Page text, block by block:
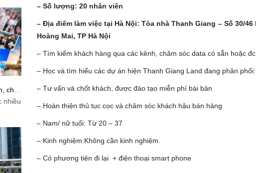
– Số lượng: 20 nhân viên
– Địa điểm làm việc tại Hà Nội: Tòa nhà Thanh Giang – Số 30/
Hoàng Mai, TP Hà Nội
– Tìm kiếm khách hàng qua các kênh, chăm sóc data có sẵn hoặc
– Học và tìm hiểu các dự án hiện Thanh Giang Land đang phân
– Tư vấn và chốt khách, được đào tạo miễn phí bài bản
– Hoàn thiện thủ tục cọc và chăm sóc khách hậu bán hàng
– Nam/ nữ tuổi: Từ 20 – 37
– Kinh nghiệm:Không cần kinh nghiệm.
– Có phương tiện đi lại + điện thoại smart phone
chi
cho
nhiều